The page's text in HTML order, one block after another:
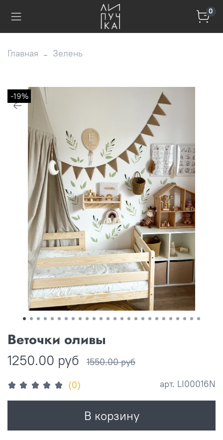
0
Главная Зелень
-19%
(0) арт. LI00016N
Веточки оливы
1250.00 руб 1550.00 руб
В корзину